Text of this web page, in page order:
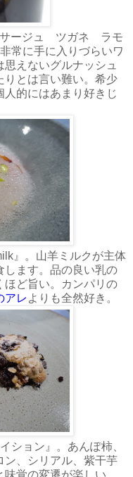
サージュ ツガネ ラモ
常に手に入りづらいワ
えないグルナッシュ
りとは言い難い。希少
的にはあまり好きじ
』。山羊ミルクが主体
します。品の良い乳の
ほど旨い。カンパリの
アレ よりも全然好き。
ション』。あんぽ柿、
ン、シリアル、紫干芋
覚の変遷が楽しい。